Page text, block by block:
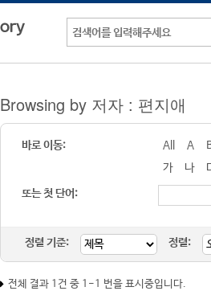
Browsing by 저자 : 편지애
바로 이동: All A
가
나
또는 첫 단어:
정렬 기준: 정렬:
전체 결과 1건 중 1-1 번을 표시중입니다.